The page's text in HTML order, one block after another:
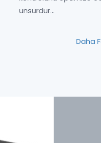
unsurdur...
Daha